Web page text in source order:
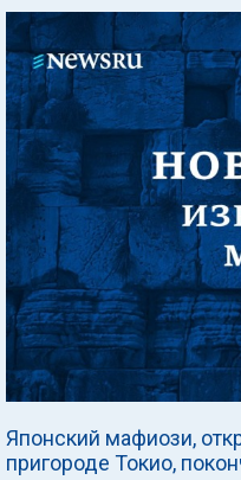
Японский мафиози,
пригороде Токио,